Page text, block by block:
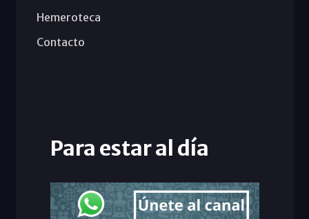
Hemeroteca
Contacto
Para estar al día